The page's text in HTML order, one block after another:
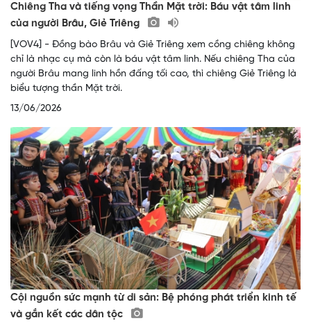
Chiêng Tha và tiếng vọng Thần Mặt trời: Báu vật tâm linh
của người Brâu, Giẻ Triêng
[VOV4] - Đồng bào Brâu và Giẻ Triêng xem cồng chiêng không
chỉ là nhạc cụ mà còn là báu vật tâm linh. Nếu chiêng Tha của
người Brâu mang linh hồn đấng tối cao, thì chiêng Giẻ Triêng là
biểu tượng thần Mặt trời.
13/06/2026
Cội nguồn sức mạnh từ di sản: Bệ phóng phát triển kinh tế
và gắn kết các dân tộc